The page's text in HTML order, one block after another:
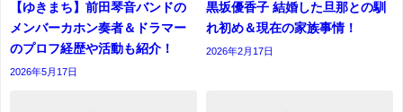
【ゆきまち】前田琴音バンドの
メンバーカホン奏者＆ドラマー
のプロフ経歴や活動も紹介！
2026年5月17日
黒坂優香子 結婚した旦那との馴
れ初め＆現在の家族事情！
2026年2月17日